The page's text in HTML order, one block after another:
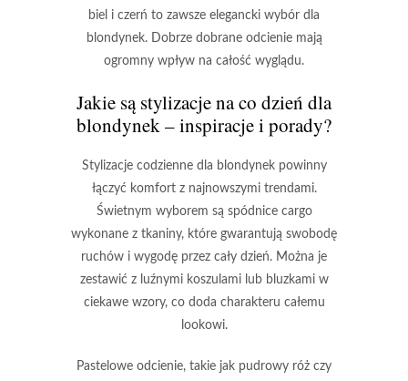
biel i czerń to zawsze elegancki wybór dla
blondynek. Dobrze dobrane odcienie mają
ogromny wpływ na całość wyglądu.
Jakie są stylizacje na co dzień dla
blondynek – inspiracje i porady?
Stylizacje codzienne dla blondynekpowinny
łączyć komfort z najnowszymi trendami.
Świetnym wyborem są spódnice cargo
wykonane z tkaniny, które gwarantują swobodę
ruchów i wygodę przez cały dzień. Można je
zestawić z luźnymi koszulami lub bluzkami w
ciekawe wzory, co doda charakteru całemu
lookowi.
Pastelowe odcienie, takie jak pudrowy róż czy